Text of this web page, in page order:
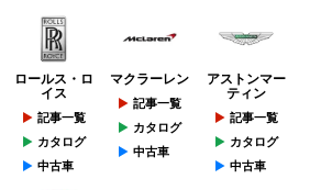
ロールス・ロ
イス
記事一覧
カタログ
中古車
マクラーレン
記事一覧
カタログ
中古車
アストンマー
ティン
記事一覧
カタログ
中古車